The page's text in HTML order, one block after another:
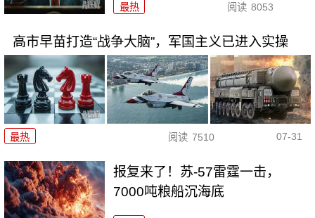
最热 阅读 8053
高市早苗打造“战争大脑”，军国主义已进入实操
最热 阅读 7510 07-31
报复来了！苏-57雷霆一击，
7000吨粮船沉海底